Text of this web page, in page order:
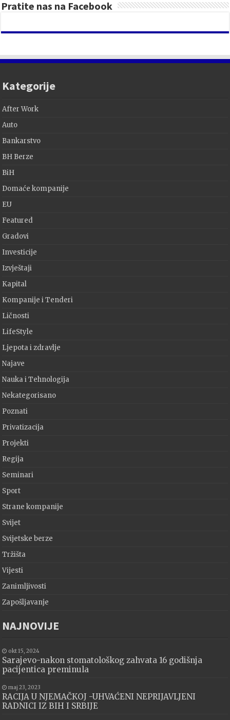
Pratite nas na Facebook
Kategorije
After Work
Auto
Bankarstvo
BH Berze
BiH
Domaće kompanije
EU
Featured
Gradovi
Investicije
Izvještaji
Kapital
Kompanije i Tenderi
Ličnosti
LifeStyle
Ljepota i zdravlje
Najave
Nauka i Tehnologija
Nekategorisano
Poznati
Privatizacija
Projekti
Regija
Seminari
Sport
Strane kompanije
Svijet
Svijetske berze
Tržišta
Vijesti
Zanimljivosti
Zapošljavanje
NAJNOVIJE
okt 15, 2024
Sarajevo-nakon stomatološkog zahvata 16 godišnja
pacijentica preminula
maj 23, 2023
RACIJA U NJEMAČKOJ -UHVAĆENI NEPRIJAVLJENI
RADNICI IZ BIH I SRBIJE